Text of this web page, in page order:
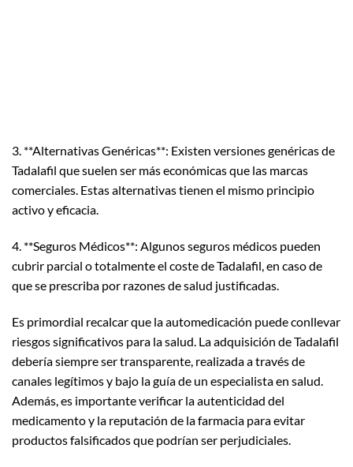
3. **Alternativas Genéricas**: Existen versiones genéricas de
Tadalafil que suelen ser más económicas que las marcas
comerciales. Estas alternativas tienen el mismo principio
activo y eficacia.
4. **Seguros Médicos**: Algunos seguros médicos pueden
cubrir parcial o totalmente el coste de Tadalafil, en caso de
que se prescriba por razones de salud justificadas.
Es primordial recalcar que la automedicación puede conllevar
riesgos significativos para la salud. La adquisición de Tadalafil
debería siempre ser transparente, realizada a través de
canales legítimos y bajo la guía de un especialista en salud.
Además, es importante verificar la autenticidad del
medicamento y la reputación de la farmacia para evitar
productos falsificados que podrían ser perjudiciales.